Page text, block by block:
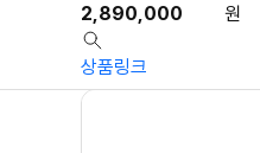
2,890,000
원
상품링크